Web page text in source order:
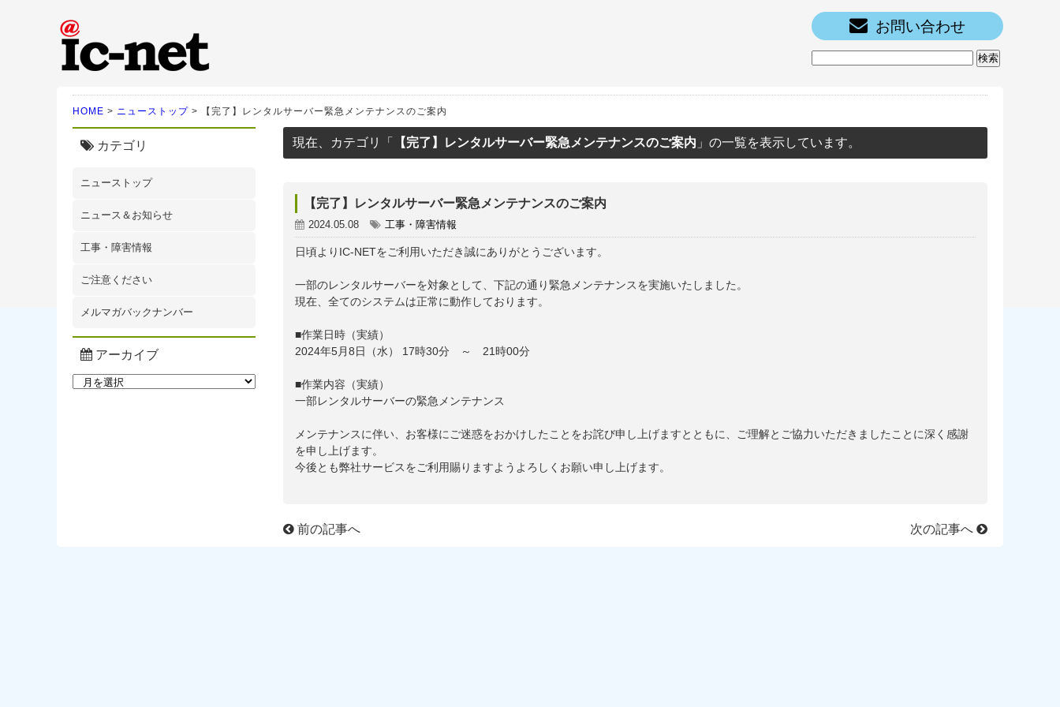
お問い合わせ
HOME > ニューストップ > 【完了】レンタルサーバー緊急メンテナンスのご案内
カテゴリ
ニューストップ
ニュース＆お知らせ
工事・障害情報
ご注意ください
メルマガバックナンバー
アーカイブ
現在、カテゴリ「 【完了】レンタルサーバー緊急メンテナンスのご案内 」の一覧を表示しています。
【完了】レンタルサーバー緊急メンテナンスのご案内
2024.05.08 工事・障害情報
日頃よりIC-NETをご利用いただき誠にありがとうございます。
一部のレンタルサーバーを対象として、下記の通り緊急メンテナンスを実施いたしました。
現在、全てのシステムは正常に動作しております。
■作業日時（実績）
2024年5月8日（水） 17時30分 ～ 21時00分
■作業内容（実績）
一部レンタルサーバーの緊急メンテナンス
メンテナンスに伴い、お客様にご迷惑をおかけしたことをお詫び申し上げますとともに、ご理解とご協力いただきましたことに深く感謝
を申し上げます。
今後とも弊社サービスをご利用賜りますようよろしくお願い申し上げます。
前の記事へ 次の記事へ